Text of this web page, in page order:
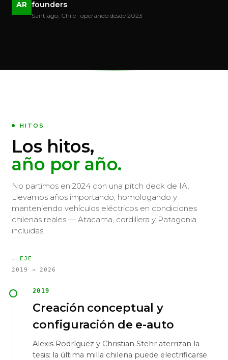
AR founders
Santiago, Chile · operando desde 2023
Tecnología globalmente
HITOS
Los hitos,
año por año.
No partimos en 2024 con una pitch deck de IA.
Llevamos años importando, homologando y
manteniendo vehículos eléctricos en condiciones
chilenas reales — Atacama, cordillera y Patagonia
incluidas.
— EJE
2019 → 2026
2019
Creación conceptual y
configuración de e-auto
Alexis Rodríguez y Christian Stehr aterrizan la
tesis: la última milla chilena puede electrificarse